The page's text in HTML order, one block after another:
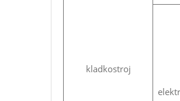
kladkostroj